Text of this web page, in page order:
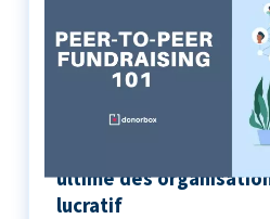
Peer-to-Peer
ultime des
lucratif